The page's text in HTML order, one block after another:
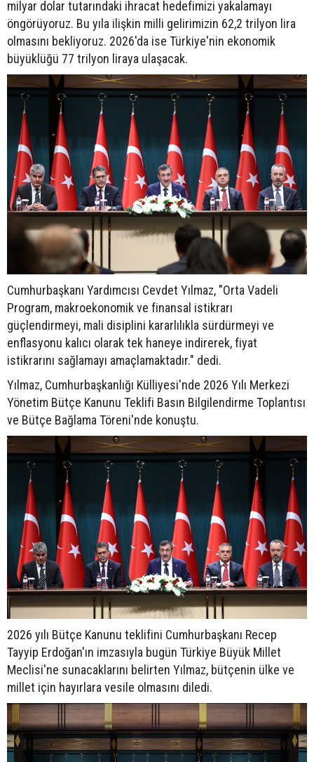
milyar dolar tutarındaki ihracat hedefimizi yakalamayı
öngörüyoruz. Bu yıla ilişkin milli gelirimizin 62,2 trilyon lira
olmasını bekliyoruz. 2026'da ise Türkiye'nin ekonomik
büyüklüğü 77 trilyon liraya ulaşacak.
Cumhurbaşkanı Yardımcısı Cevdet Yılmaz, "Orta Vadeli
Program, makroekonomik ve finansal istikrarı
güçlendirmeyi, mali disiplini kararlılıkla sürdürmeyi ve
enflasyonu kalıcı olarak tek haneye indirerek, fiyat
istikrarını sağlamayı amaçlamaktadır." dedi.
Yılmaz, Cumhurbaşkanlığı Külliyesi'nde 2026 Yılı Merkezi
Yönetim Bütçe Kanunu Teklifi Basın Bilgilendirme Toplantısı
ve Bütçe Bağlama Töreni'nde konuştu.
2026 yılı Bütçe Kanunu teklifini Cumhurbaşkanı Recep
Tayyip Erdoğan'ın imzasıyla bugün Türkiye Büyük Millet
Meclisi'ne sunacaklarını belirten Yılmaz, bütçenin ülke ve
millet için hayırlara vesile olmasını diledi.